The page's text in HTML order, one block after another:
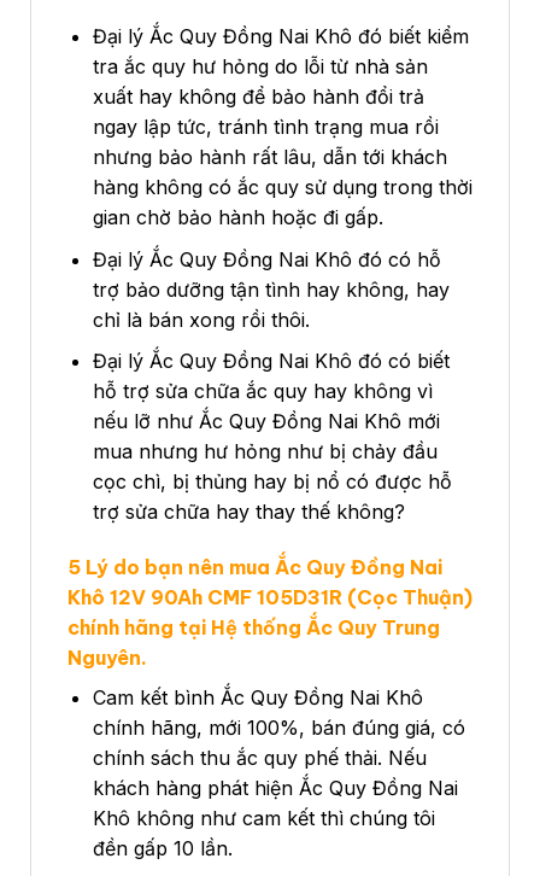
Đại lý Ắc Quy Đồng Nai Khô đó biết kiểm
tra ắc quy hư hỏng do lỗi từ nhà sản
xuất hay không để bảo hành đổi trả
ngay lập tức, tránh tình trạng mua rồi
nhưng bảo hành rất lâu, dẫn tới khách
hàng không có ắc quy sử dụng trong thời
gian chờ bảo hành hoặc đi gấp.
Đại lý Ắc Quy Đồng Nai Khô đó có hỗ
trợ bảo dưỡng tận tình hay không, hay
chỉ là bán xong rồi thôi.
Đại lý Ắc Quy Đồng Nai Khô đó có biết
hỗ trợ sửa chữa ắc quy hay không vì
nếu lỡ như Ắc Quy Đồng Nai Khô mới
mua nhưng hư hỏng như bị chảy đầu
cọc chì, bị thủng hay bị nổ có được hỗ
trợ sửa chữa hay thay thế không?
5 Lý do bạn nên mua Ắc Quy Đồng Nai
Khô 12V 90Ah CMF 105D31R (Cọc Thuận)
chính hãng tại Hệ thống Ắc Quy Trung
Nguyên.
Cam kết bình Ắc Quy Đồng Nai Khô
chính hãng, mới 100%, bán đúng giá, có
chính sách thu ắc quy phế thải. Nếu
khách hàng phát hiện Ắc Quy Đồng Nai
Khô không như cam kết thì chúng tôi
đền gấp 10 lần.